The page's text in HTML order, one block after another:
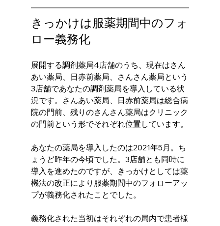
きっかけは服薬期間中のフォ
ロー義務化
展開する調剤薬局4店舗のうち、現在はさん
あい薬局、日赤前薬局、さんさん薬局という
3店舗であなたの調剤薬局を導入している状
況です。さんあい薬局、日赤前薬局は総合病
院の門前、残りのさんさん薬局はクリニック
の門前という形でそれぞれ位置しています。
あなたの薬局を導入したのは2021年5月。ち
ょうど昨年の今頃でした。3店舗とも同時に
導入を進めたのですが、きっかけとしては薬
機法の改正により服薬期間中のフォローアッ
プが義務化されたことでした。
義務化された当初はそれぞれの局内で患者様